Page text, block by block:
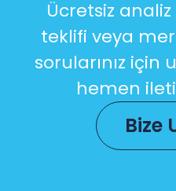
Ücretsiz
teklifi veya
sorularınız için
hemen
Bize